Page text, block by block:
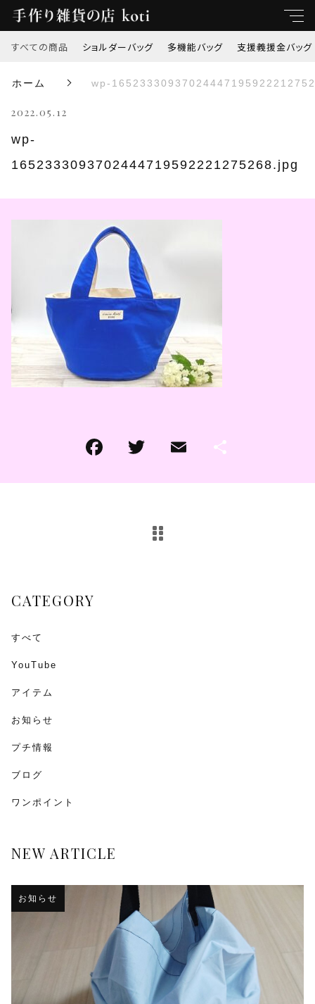
すべての商品 ショルダーバッグ 多機能バッグ 支援義援金バッグ
ホーム wp-
2022.05.12
wp-
1652333093702444719592221275268.jpg
CATEGORY
すべて
YouTube
アイテム
お知らせ
プチ情報
ブログ
ワンポイント
NEW ARTICLE
お知らせ
オリジナル刺繍
トートバッグ
その他
親カテゴリ
並び順
その他